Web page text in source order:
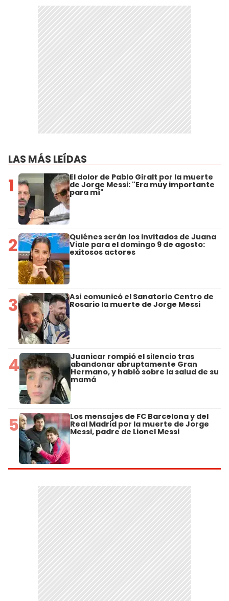
LAS MÁS LEÍDAS
1 El dolor de Pablo Giralt por la muerte
de Jorge Messi: "Era muy importante
para mí"
2 Quiénes serán los invitados de Juana
Viale para el domingo 9 de agosto:
exitosos actores
3 Así comunicó el Sanatorio Centro de
Rosario la muerte de Jorge Messi
4 Juanicar rompió el silencio tras
abandonar abruptamente Gran
Hermano, y habló sobre la salud de su
mamá
5 Los mensajes de FC Barcelona y del
Real Madrid por la muerte de Jorge
Messi, padre de Lionel Messi